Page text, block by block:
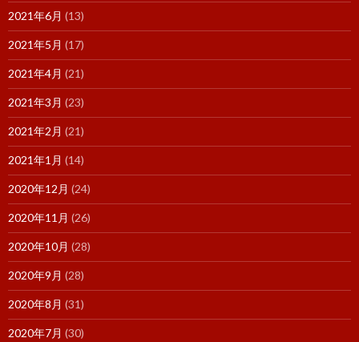
2021年6月 (13)
2021年5月 (17)
2021年4月 (21)
2021年3月 (23)
2021年2月 (21)
2021年1月 (14)
2020年12月 (24)
2020年11月 (26)
2020年10月 (28)
2020年9月 (28)
2020年8月 (31)
2020年7月 (30)